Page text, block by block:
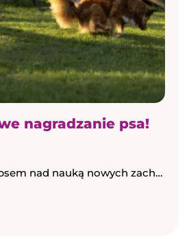
nagradzanie psa!
Jeśli pracujemy z psem nad nauką nowych zachowań, mamy bardzo duży wachlarz nagród, których możemy używać. Ale uwaga !Nie tylko w treningu możemy nagradzać psa! ...